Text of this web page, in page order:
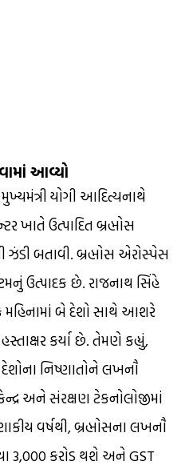
આવ્યો
યોગી આદિત્યનાથે
ખાતે ઉત્પાદિત બ્રહ્મોસ
ઝંડી બતાવી. બ્રહ્મોસ એરોસ્પેસ
ઉત્પાદક છે. રાજનાથ સિંહે
મહિનામાં બે દેશો સાથે આશરે
કર્યા છે. તેમણે કહ્યું,
નિષ્ણાતોને લખનૌ
અને સંરક્ષણ ટેકનોલોજીમાં
વર્ષથી, બ્રહ્મોસના લખનૌ
3,000 કરોડ થશે અને GST